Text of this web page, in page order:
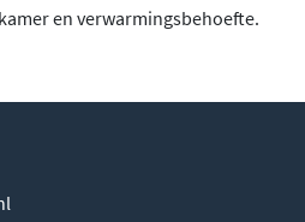
en verwarmingsbehoefte.